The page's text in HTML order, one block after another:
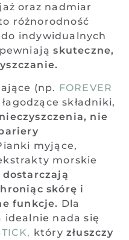
oraz nadmiar
różnorodność
indywidualnych
skuteczne,
(np. FOREVER
składniki,
nie
myjące,
morskie
dostarczają
skórę i
funkcje. Dla
idealnie nada się
któryzłuszczy